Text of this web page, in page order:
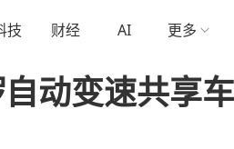
技 财经 AI 更多
动变速共享